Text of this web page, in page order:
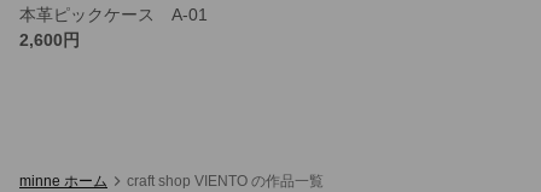
本革ピックケース A-01
2,600円
minne ホーム craft shop VIENTO の作品一覧